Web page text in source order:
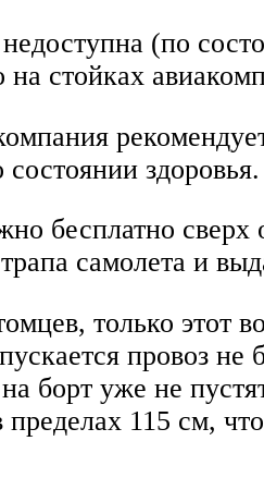
(по
стойках
здоровья.
бесплатно
самолета и
только этот
провоз
борт уже не
115 см,